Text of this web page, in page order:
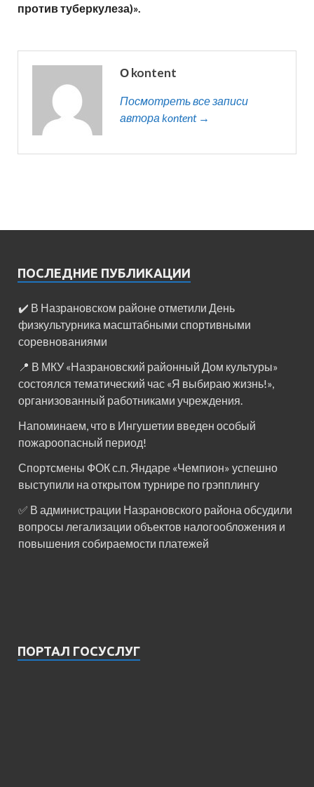
против туберкулеза)».
О kontent
Посмотреть все записи
автора kontent →
ПОСЛЕДНИЕ ПУБЛИКАЦИИ
✔️ В Назрановском районе отметили День
физкультурника масштабными спортивными
соревнованиями
📍 В МКУ «Назрановский районный Дом культуры»
состоялся тематический час «Я выбираю жизнь!»,
организованный работниками учреждения.
Напоминаем, что в Ингушетии введен особый
пожароопасный период!⁣⁣⠀
Спортсмены ФОК с.п. Яндаре «Чемпион» успешно
выступили на открытом турнире по грэпплингу
✅ В администрации Назрановского района обсудили
вопросы легализации объектов налогообложения и
повышения собираемости платежей
ПОРТАЛ ГОСУСЛУГ